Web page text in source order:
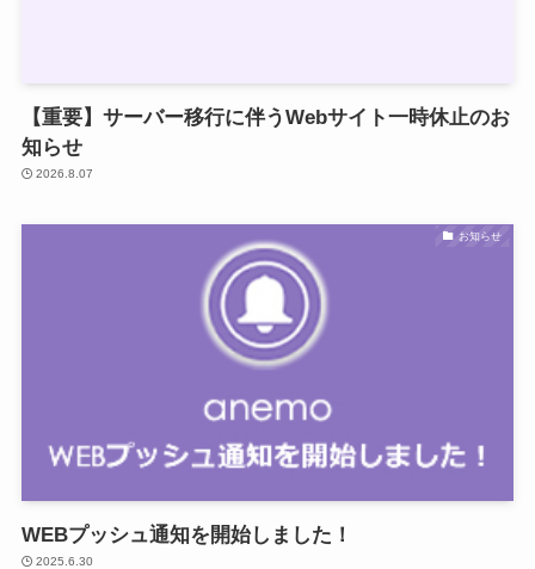
【重要】サーバー移行に伴うWebサイト一時休止のお
知らせ
2026.8.07
お知らせ
WEBプッシュ通知を開始しました！
2025.6.30